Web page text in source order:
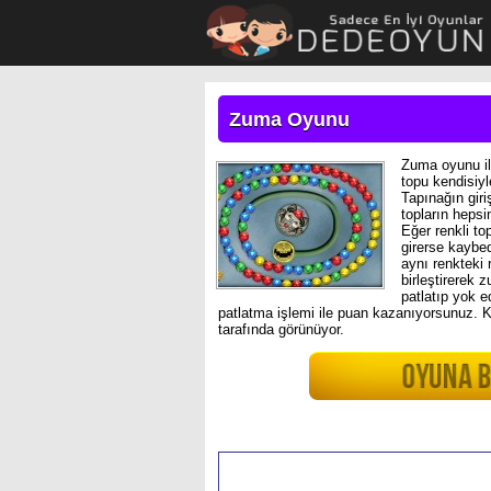
Zuma Oyunu
Zuma oyunu
topu
Tapınağın
topların
Eğer renkli
girerse
aynı renkteki
birleştirerek
patlatıp yok
patlatma işlemi ile puan kazanıyorsunuz.
tarafında görünüyor.